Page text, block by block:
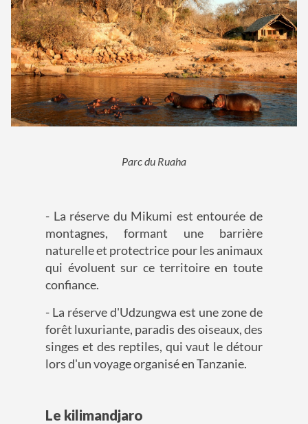
Parc du Ruaha
- La réserve du Mikumi est entourée de
montagnes, formant une barrière
naturelle et protectrice pour les animaux
qui évoluent sur ce territoire en toute
confiance.
- La réserve d'Udzungwa est une zone de
forêt luxuriante, paradis des oiseaux, des
singes et des reptiles, qui vaut le détour
lors d'un voyage organisé en Tanzanie.
Le kilimandjaro